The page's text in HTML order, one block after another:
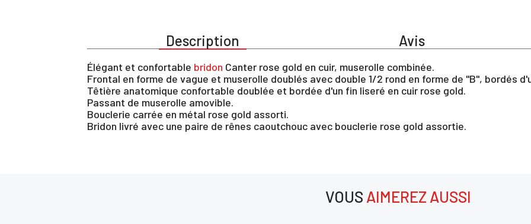
Description Avis
Élégant et confortable bridon Canter rose gold en cuir, muserolle combinée.
Frontal en forme de vague et muserolle doublés avec double 1/2 rond en forme de "B", bordés
Têtière anatomique confortable doublée et bordée d'un fin liseré en cuir rose gold.
Passant de muserolle amovible.
Bouclerie carrée en métal rose gold assorti.
Bridon livré avec une paire de rênes caoutchouc avec bouclerie rose gold assortie.
VOUS AIMEREZ AUSSI